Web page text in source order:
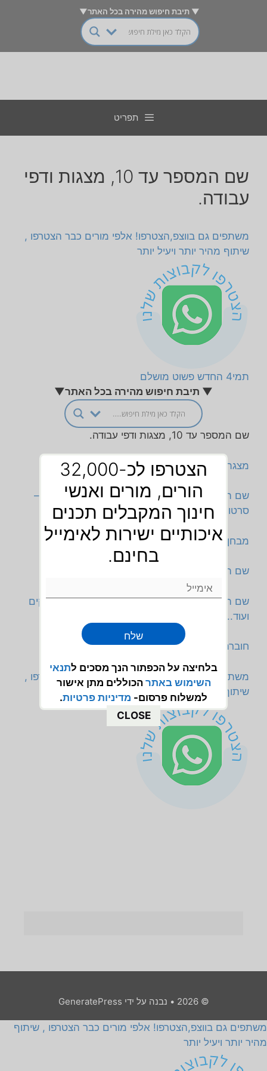
▼ תיבת חיפוש מהירה בכל האתר▼
תפריט
שם המספר עד 10, מצגות ודפי
עבודה.
משתפים גם בווצפ,הצטרפו! אלפי מורים כבר הצטרפו ,
שיתוף מהיר יותר ויעיל יותר
תמי4 החדש פשוט מושלם
▼ תיבת חיפוש מהירה בכל האתר▼
שם המספר עד 10, מצגות ודפי עבודה.
מצגת שם המספר –מספריסודי
שם המספר וכללי שם המספר, שם המספר חוקים –
סרטון
מבחן בלשון שם המספר
שם המספר דף עבודה אתר cet
שם המספר – דפי עבודה,תרגילים, הסברים, משחקים
ועוד..
חוברת עבודה בלשון
משתפים גם בווצפ,הצטרפו! אלפי מורים כבר הצטרפו ,
שיתוף מהיר יותר ויעיל יותר
© 2026 • נבנה על ידי GeneratePress
משתפים גם בווצפ,הצטרפו! אלפי מורים כבר הצטרפו , שיתוף
מהיר יותר ויעיל יותר
הצטרפו לכ-32,000
הורים, מורים ואנשי
חינוך המקבלים תכנים
איכותיים ישירות לאימייל
בחינם.
שלח
בלחיצה על הכפתור הנך מסכים לתנאי
השימוש באתר הכוללים מתן אישור
למשלוח פרסום- מדיניות פרטיות.
CLOSE